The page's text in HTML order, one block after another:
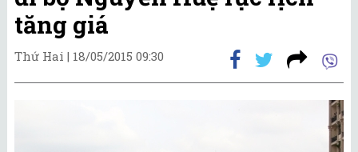
tăng giá
Thứ Hai | 18/05/2015 09:30